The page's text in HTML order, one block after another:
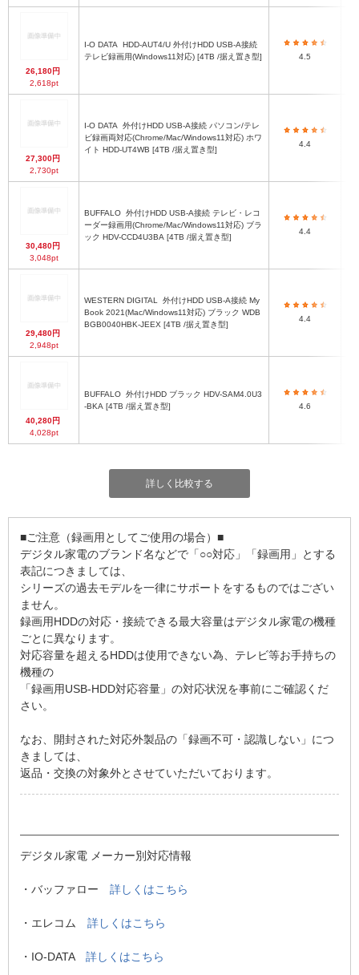
26,180円
2,618pt
I-O DATA
テレビ録画用(Windows11対応) [4TB /据え置き型]
4.5
27,300円
2,730pt
I-O DATA
ビ録画両対応(Chrome/Mac/Windows11対応) ホワ
イト HDD-UT4WB [4TB /据え置き型]
4.4
30,480円
3,048pt
BUFFALO
ーダー録画用(Chrome/Mac/Windows11対応) ブラ
ック HDV-CCD4U3BA [4TB /据え置き型]
4.4
29,480円
2,948pt
WESTERN DIGITAL
Book 2021(Mac/Windows11対応) ブラック WDB
BGB0040HBK-JEEX [4TB /据え置き型]
4.4
40,280円
4,028pt
BUFFALO
-BKA [4TB /据え置き型]
4.6
詳しく比較する
■ご注意（録画用としてご使用の場合）■
デジタル家電のブランド名などで「○○対応」「録画用」とする
表記につきましては、
シリーズの過去モデルを一律にサポートをするものではござい
ません。
録画用HDDの対応・接続できる最大容量はデジタル家電の機種
ごとに異なります。
対応容量を超えるHDDは使用できない為、テレビ等お手持ちの
機種の
「録画用USB-HDD対応容量」の対応状況を事前にご確認くだ
さい。
なお、開封された対応外製品の「録画不可・認識しない」につ
きましては、
返品・交換の対象外とさせていただいております。
デジタル家電 メーカー別対応情報
・バッファロー 詳しくはこちら
・エレコム 詳しくはこちら
・IO-DATA 詳しくはこちら